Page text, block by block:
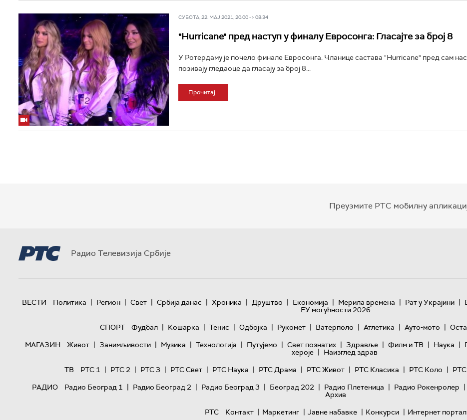
СУБОТА, 22. МАЈ 2021, 20:00 -> 08:34
"Hurricane" пред наступ у финалу Евросонга: Гласајте за број 8
У Ротердаму је почело финале Евросонга. Чланице састава "Hurricane" пред сам
позивају гледаоце да гласају за број 8...
Прочитај
Преузмите РТС мобилну
Радио Телевизија Србије
ВЕСТИ Политика | Регион | Свет | Србија данас | Хроника | Друштво | Економија | Мерила времена | Рат у Украјини |
ЕУ могућности 2026
СПОРТ
Фудбал | Кошарка | Тенис | Одбојка | Рукомет | Ватерполо | Атлетика | Ауто-мото |
МАГАЗИН
Живот | Занимљивости | Музика | Технологијa | Путујемо | Свет познатих | Здравље | Филм и ТВ | Наука |
хероје | Наизглед здрав
ТВ
РТС 1 | РТС 2 | РТС 3 | РТС Свет | РТС Наука | РТС Драма | РТС Живот | РТС Класика | РТС Коло |
РАДИО
Радио Београд 1 | Радио Београд 2 | Радио Београд 3 | Београд 202 | Радио Плетеница | Радио Рокенролер |
Архив
РТС
Контакт | Маркетинг | Јавне набавке | Конкурси | Интернет портал